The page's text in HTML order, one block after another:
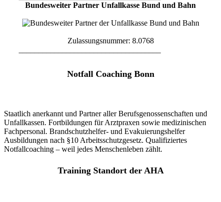
Bundesweiter Partner Unfallkasse Bund und Bahn
Zulassungsnummer: 8.0768
Notfall Coaching Bonn
Staatlich anerkannt und Partner aller Berufsgenossenschaften und
Unfallkassen. Fortbildungen für Arztpraxen sowie medizinischen
Fachpersonal. Brandschutzhelfer- und Evakuierungshelfer
Ausbildungen nach §10 Arbeitsschutzgesetz. Qualifiziertes
Notfallcoaching – weil jedes Menschenleben zählt.
Training Standort der AHA